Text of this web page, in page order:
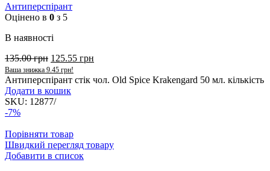
Антиперспірант
Оцінено в 0 з 5
В наявності
135.00грн 125.55 грн
Ваша знижка 9.45 грн!
Антиперспірант стік чол. Old Spice Krakengard 50 мл. кількість
Додати в кошик
SKU: 12877/
-7%
Порівняти товар
Швидкий перегляд товару
Добавити в список